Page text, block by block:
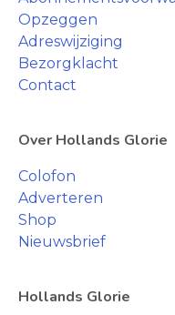
Opzeggen
Adreswijziging
Bezorgklacht
Contact
Over Hollands Glorie
Colofon
Adverteren
Shop
Nieuwsbrief
Hollands Glorie